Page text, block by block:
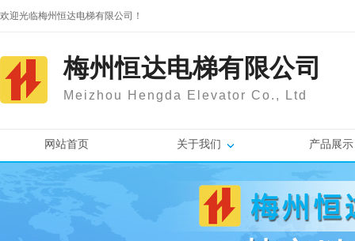
欢迎光临梅州恒达电梯有限公司！
梅州恒达电梯有限公司
Meizhou Hengda Elevator Co., Ltd
网站首页 关于我们 产品展示